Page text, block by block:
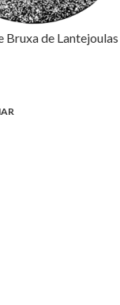
Bruxa de Lantejoulas